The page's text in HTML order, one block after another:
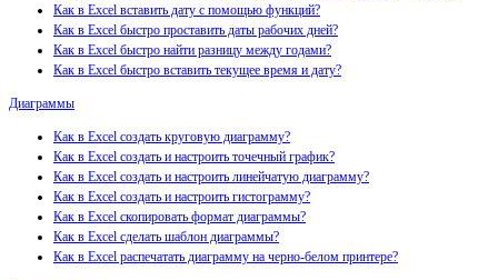
Как в Excel вставить дату с помощью функций?
Как в Excel быстро проставить даты рабочих дней?
Как в Excel быстро найти разницу между годами?
Как в Excel быстро вставить текущее время и дату?
Диаграммы
Как в Excel создать круговую диаграмму?
Как в Excel создать и настроить точечный график?
Как в Excel создать и настроить линейчатую диаграмму?
Как в Excel создать и настроить гистограмму?
Как в Excel скопировать формат диаграммы?
Как в Excel сделать шаблон диаграммы?
Как в Excel распечатать диаграмму на черно-белом принтере?